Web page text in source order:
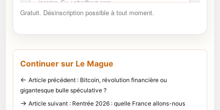
Gratuit. Désinscription possible à tout moment.
Continuer sur Le Mague
← Article précédent : Bitcoin, révolution financière ou
gigantesque bulle spéculative ?
→ Article suivant : Rentrée 2026 : quelle France allons-nous